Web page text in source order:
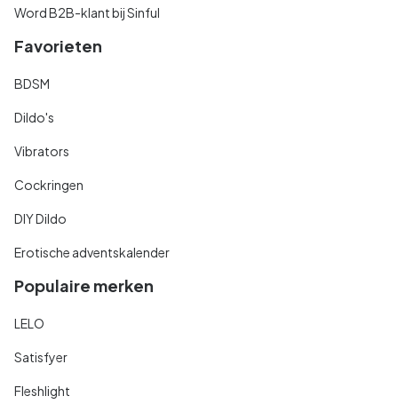
Word B2B-klant bij Sinful
Favorieten
BDSM
Dildo's
Vibrators
Cockringen
DIY Dildo
Erotische adventskalender
Populaire merken
LELO
Satisfyer
Fleshlight